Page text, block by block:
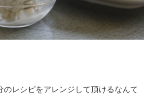
のレシピをアレンジして頂けるなんて